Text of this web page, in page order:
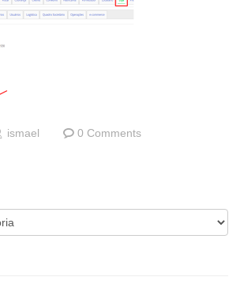
ismael 0 Comments